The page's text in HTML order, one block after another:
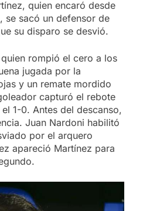
quien encaró desde
se sacó un defensor de
su disparo se desvió.
rompió el cero a los
jugada por la
y un remate mordido
capturó el rebote
1-0. Antes del descanso,
Juan Nardoni habilitó
por el arquero
apareció Martínez para